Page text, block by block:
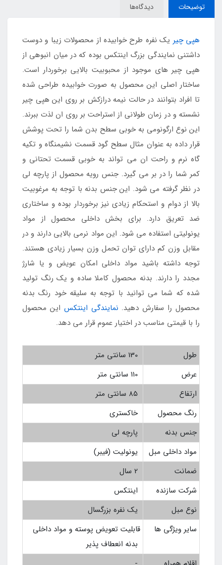
توضیحات دیدگاه‌ها
هپی چیر یک نفره طرح خوابیده از محصولات زیبا و دوست
داشتنی نمایندگی بزرگ اینتکس بوده که در میان انبوهی از
هپی چیر های موجود از محبوبیت بالایی برخوردار است.
ساختار اصلی این محصول به صورت خوابیده طراحی شده
تا افراد بتوانند در حالت نیمه درازکش بر روی این هپی چیر
نشسته و در زمان طولانی از استراحت بر روی ان لذت ببرند.
این نوع ارگونومی به خوبی سطح بدن شما را تحت پوشش
قرار داده به عنوان مثال سطح گود قسمت نشیمنگاه و تکیه
گاه نرم و راحت ان می تواند به خوبی قسمت تحتانی و
کمر شما را در بر می گیرد. جنس رویه محصول از پارچه لی
در نظر گرفته می شود. این جنس بدنه با توجه به مرغوبیت
بالا از دوام و استحکام زیادی نیز برخوردار بوده و ساختاری
ضد تعریق دارد. برای بخش داخلی محصول از مواد
یونولیتی استفاده می شود. این مواد نرمی بالایی دارند و در
مقابل وزن کم دارای توان تحمل وزن بسیار زیادی هستند.
توجه داشته باشید مواد داخلی امکان عویض و یا شارژ
مجدد را دارند. بدنه محصول کاملا ساده و یک رنگ تولید
شده که شما می توانید با توجه به سلیقه خود رنگ بدنه
محصول را سفارش دهید. نمایندگی اینتکس این محصول
را با قیمتی مناسب در اختیار عموم قرار می دهد.
طول
عرض
ارتفاع
رنگ محصول
خاکستری
جنس بدنه
پارچه لی
مواد داخلی مبل
یونولیت (فیبر)
ضمانت
شرکت سازنده
اینتکس
نوع مبل
یک نفره بزرگسال
سایر ویژگی ها
قابلیت تعویض پوسته و مواد داخلی
بدنه انعطاف پذیر